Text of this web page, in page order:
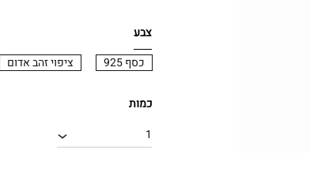
צבע
כסף 925
ציפוי זהב אדום
כמות
1